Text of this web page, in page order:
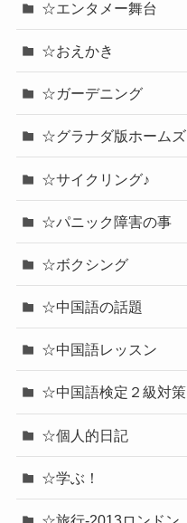
☆エンタメー舞台
☆おえかき
☆ガーデニング
☆グラナダ版ホームズ
☆サイクリング♪
☆パニック障害の事
☆ボクシング
☆中国語の話題
☆中国語レッスン
☆中国語検定２級対策
☆個人的日記
☆学ぶ！